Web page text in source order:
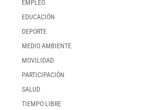
EMPLEO
EDUCACIÓN
DEPORTE
MEDIO AMBIENTE
MOVILIDAD
PARTICIPACIÓN
SALUD
TIEMPO LIBRE